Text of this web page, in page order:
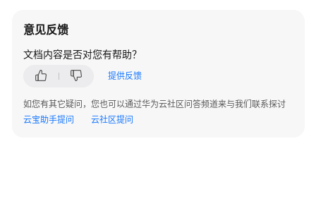
云
商
成
为
商
意见反馈
文档内容是否对您有帮助？
提供反馈
如您有其它疑问，您也可以通过华为云社区问答频道来与我们联系探讨
云宝助手提问
云社区提问